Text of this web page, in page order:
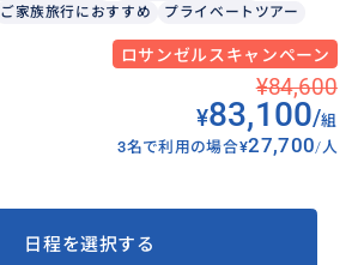
ご家族旅行におすすめ プライベートツアー
ロサンゼルスキャンペーン
¥84,600
¥83,100/組
3名で利用の場合¥27,700/人
日程を選択する